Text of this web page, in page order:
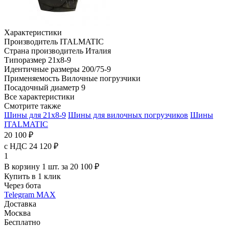
Характеристики
Производитель ITALMATIC
Страна производитель Италия
Типоразмер 21x8-9
Идентичные размеры 200/75-9
Применяемость Вилочные погрузчики
Посадочный диаметр 9
Все характеристики
Смотрите также
Шины для 21x8-9 Шины для вилочных погрузчиков Шины
ITALMATIC
20 100 ₽
с НДС 24 120 ₽
1
В корзину 1 шт. за 20 100 ₽
Купить в 1 клик
Через бота
Telegram MAX
Доставка
Москва
Бесплатно